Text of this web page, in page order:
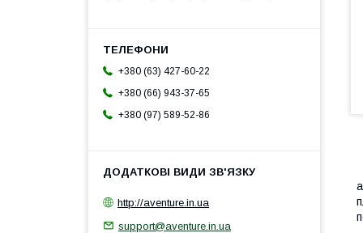
+380 (63) 427-60-22
+380 (66) 943-37-65
+380 (97) 589-52-86
http://aventure.in.ua
support@aventure.in.ua